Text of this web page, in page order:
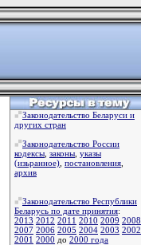
Законодательство Беларуси и
других стран
Законодательство России
кодексы законы указы
(изьранное) постановления
архив
Законодательство Республики
Беларусь по дате принятия:
2013 2012 2011 2010 2009 2008
2007 2006 2005 2004 2003 2002
2001 2000 до 2000 года